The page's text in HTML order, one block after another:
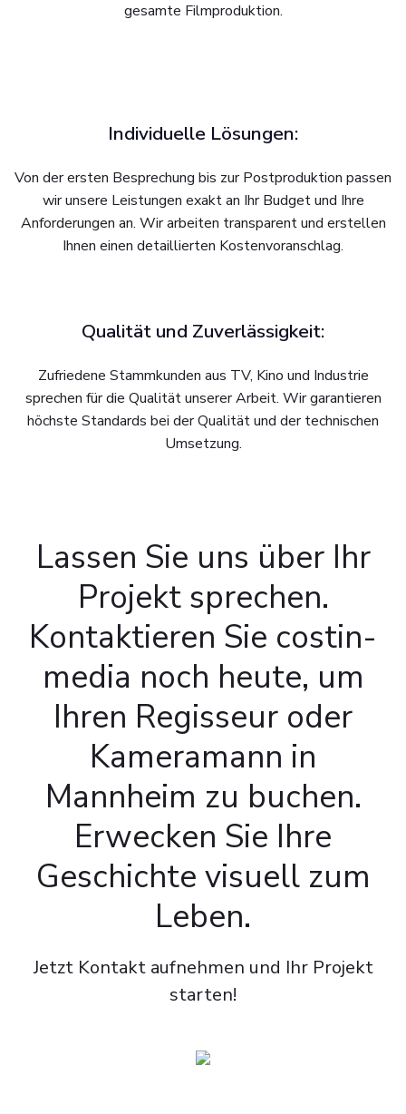
gesamte Filmproduktion.
Individuelle Lösungen:
Von der ersten Besprechung bis zur Postproduktion passen
wir unsere Leistungen exakt an Ihr Budget und Ihre
Anforderungen an. Wir arbeiten transparent und erstellen
Ihnen einen detaillierten Kostenvoranschlag.
Qualität und Zuverlässigkeit:
Zufriedene Stammkunden aus TV, Kino und Industrie
sprechen für die Qualität unserer Arbeit. Wir garantieren
höchste Standards bei der Qualität und der technischen
Umsetzung.
Lassen Sie uns über Ihr
Projekt sprechen.
Kontaktieren Sie costin-
media noch heute, um
Ihren Regisseur oder
Kameramann in
Mannheim zu buchen.
Erwecken Sie Ihre
Geschichte visuell zum
Leben.
Jetzt Kontakt aufnehmen und Ihr Projekt
starten!